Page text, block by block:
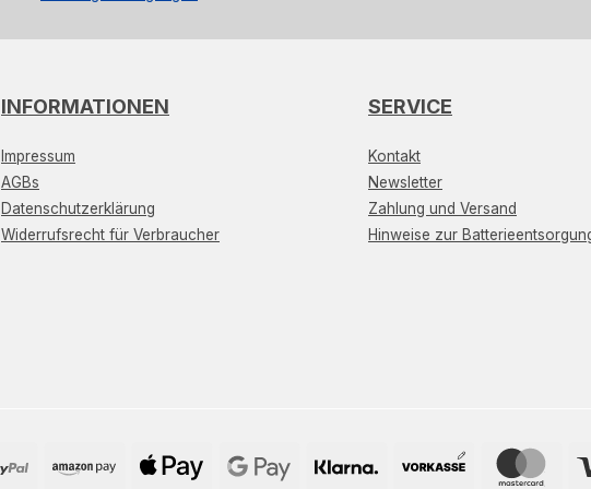
INFORMATIONEN
Impressum
AGBs
Datenschutzerklärung
Widerrufsrecht für Verbraucher
SERVICE
Kontakt
Newsletter
Zahlung und Versand
Hinweise zur